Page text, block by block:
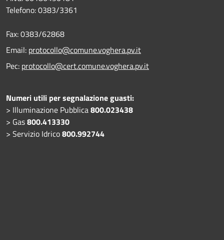
Telefono:0383/3361
Fax:0383/62868
Email: protocollo@comune.voghera.pv.it
Pec: protocollo@cert.comune.voghera.pv.it
Numeri utili per segnalazione guasti:
> Illuminazione Pubblica800.023438
> Gas800.413330
> Servizio Idrico800.992744